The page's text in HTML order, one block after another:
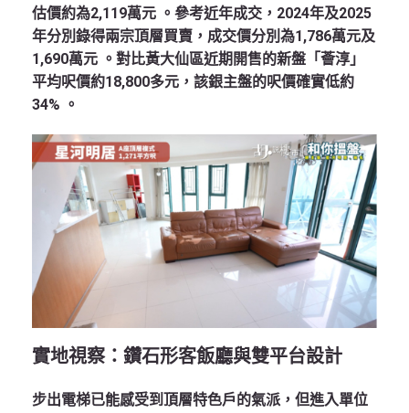
估價約為2,119萬元 。參考近年成交，2024年及2025
年分別錄得兩宗頂層買賣，成交價分別為1,786萬元及
1,690萬元 。對比黃大仙區近期開售的新盤「薈淳」
平均呎價約18,800多元，該銀主盤的呎價確實低約
34% 。
實地視察：鑽石形客飯廳與雙平台設計
步出電梯已能感受到頂層特色戶的氣派，但進入單位